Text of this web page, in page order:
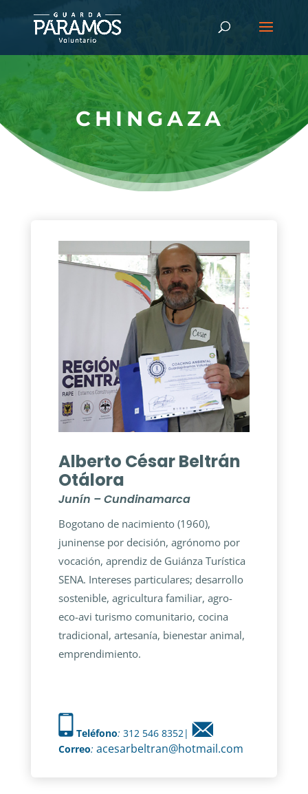
CHINGAZA
Alberto César Beltrán
Otálora
Junín – Cundinamarca
Bogotano de nacimiento (1960),
juninense por decisión, agrónomo por
vocación, aprendiz de Guiánza Turística
SENA. Intereses particulares; desarrollo
sostenible, agricultura familiar, agro-
eco-avi turismo comunitario, cocina
tradicional, artesanía, bienestar animal,
emprendimiento.
Teléfono: 312 546 8352|
Correo: acesarbeltran@hotmail.com